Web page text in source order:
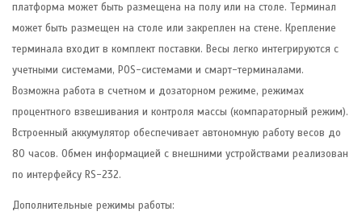
платформа может быть размещена на полу или на столе. Терминал
может быть размещен на столе или закреплен на стене. Крепление
терминала входит в комплект поставки. Весы легко интегрируются с
учетными системами, POS-системами и смарт-терминалами.
Возможна работа в счетном и дозаторном режиме, режимах
процентного взвешивания и контроля массы (компараторный режим).
Встроенный аккумулятор обеспечивает автономную работу весов до
80 часов. Обмен информацией с внешними устройствами реализован
по интерфейсу RS-232.
Дополнительные режимы работы: